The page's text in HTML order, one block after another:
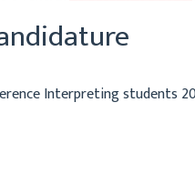
Interpreting students